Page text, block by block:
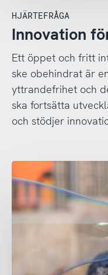
HJÄRTEFRÅGA
Innovation
Ett öppet och fritt
ske obehindrat är
yttrandefrihet och
ska fortsätta
och stödjer